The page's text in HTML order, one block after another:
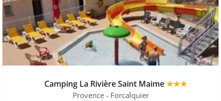
Camping La Rivière Saint Maime★★★
Provence - Forcalquier